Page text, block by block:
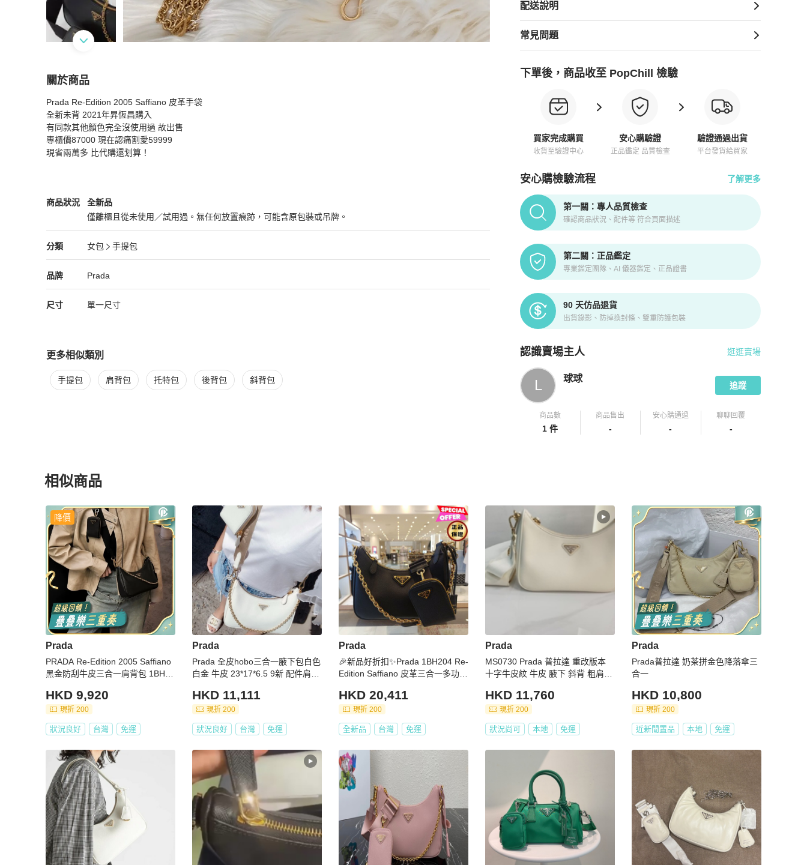
配送說明
常見問題
下單後，商品收至 PopChill 檢驗
買家完成購買
收貨至驗證中心
安心購驗證
正品鑑定 品質檢查
驗證通過出貨
平台發貨給買家
安心購檢驗流程 了解更多
PopChill拍拍圈正品驗證、安心購檢驗流程介紹
第一關：專人品質檢查
確認商品狀況、配件等 符合頁面描述
第二關：正品鑑定
專業鑑定團隊、AI 儀器鑑定、正品證書
90 天仿品退貨
出貨錄影、防掉換封條、雙重防護包裝
認識賣場主人
PopChill 拍拍圈嚴選賣家
逛逛賣場
L 球球
追蹤
商品數
1 件
商品售出
-
安心購通過
-
聊聊回覆
-
關於商品
關於買到賺到 全新熱門款金鏈皮革多功能三件組Prada Re-Edition 2005 Saffiano
Prada Re-Edition 2005 Saffiano 皮革手袋
全新未背 2021年昇恆昌購入
有同款其他顏色完全沒使用過 故出售
專櫃價87000 現在認痛割愛59999
現省兩萬多 比代購還划算！
商品狀況
Prada女包 商品狀態與細節
全新品
僅離櫃且從未使用／試用過。無任何放置痕跡，可能含原包裝或吊牌。
全新品
分類
Prada 分類資訊
女包
手提包
女包/手提包推薦
品牌
Prada 女包品牌介紹
Prada
Prada 推薦清單
尺寸 單一尺寸
更多相似類別
更多Prada 女包相似商品推薦
手提包 肩背包 托特包 後背包 斜背包
相似商品
更多相似Prada女包推薦精品
降價
Prada
PRADA Re-Edition 2005 Saffiano
黑金防刮牛皮三合一肩背包 1BH20
HKD 9,920
現折 200
狀況良好 台灣 免運
Prada
Prada 全皮hobo三合一腋下包白色
白金 牛皮 23*17*6.5 9新 配件肩帶
HKD 11,111
現折 200
狀況良好 台灣 免運
Prada
🎉新品好折扣✨Prada 1BH204 Re-
Edition Saffiano 皮革三合一多功能
HKD 20,411
現折 200
全新品 台灣 免運
Prada
MS0730 Prada 普拉達 重改版本
十字牛皮紋 牛皮 腋下 斜背 粗肩帶
o Leather Bag with Strap White x
GHW
HKD 11,760
現折 200
狀況尚可 本地 免運
Prada
Prada普拉達 奶茶拼金色降落傘三
合一
HKD 10,800
現折 200
近新閒置品 本地 免運